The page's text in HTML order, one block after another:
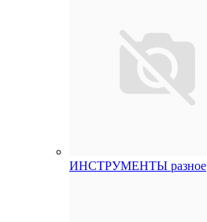
ИНСТРУМЕНТЫ разное